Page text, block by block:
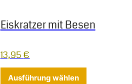
Eiskratzer mit Besen
13,95€
Ausführung wählen